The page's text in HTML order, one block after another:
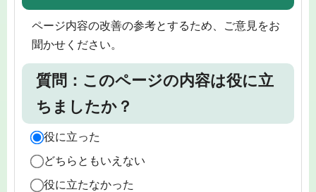
ページ内容の改善の参考とするため、ご意見をお
聞かせください。
質問：このページの内容は役に立
ちましたか？
役に立った
どちらともいえない
役に立たなかった